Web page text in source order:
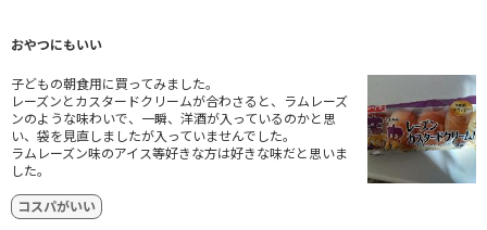
おやつにもいい
子どもの朝食用に買ってみました。
レーズンとカスタードクリームが合わさると、ラムレーズ
ンのような味わいで、一瞬、洋酒が入っているのかと思
い、袋を見直しましたが入っていませんでした。
ラムレーズン味のアイス等好きな方は好きな味だと思いま
した。
コスパがいい